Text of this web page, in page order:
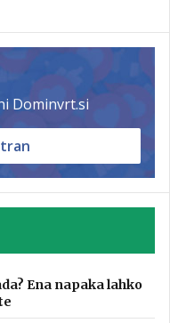
Dominvrt.si
Ena napaka lahko